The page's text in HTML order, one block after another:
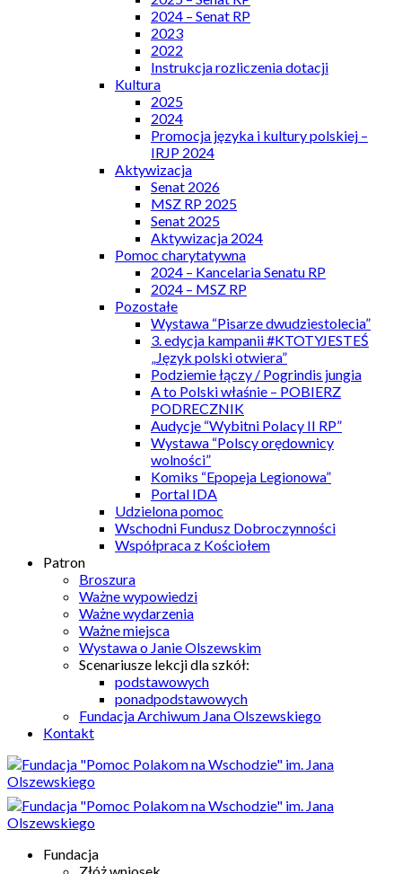
2024 – Senat RP
2023
2022
Instrukcja rozliczenia dotacji
Kultura
2025
2024
Promocja języka i kultury polskiej –
IRJP 2024
Aktywizacja
Senat 2026
MSZ RP 2025
Senat 2025
Aktywizacja 2024
Pomoc charytatywna
2024 – Kancelaria Senatu RP
2024 – MSZ RP
Pozostałe
Wystawa “Pisarze dwudziestolecia”
3. edycja kampanii #KTOTYJESTEŚ
„Język polski otwiera”
Podziemie łączy / Pogrindis jungia
A to Polski właśnie – POBIERZ
PODRECZNIK
Audycje “Wybitni Polacy II RP”
Wystawa “Polscy orędownicy
wolności”
Komiks “Epopeja Legionowa”
Portal IDA
Udzielona pomoc
Wschodni Fundusz Dobroczynności
Współpraca z Kościołem
Patron
Broszura
Ważne wypowiedzi
Ważne wydarzenia
Ważne miejsca
Wystawa o Janie Olszewskim
Scenariusze lekcji dla szkół:
podstawowych
ponadpodstawowych
Fundacja Archiwum Jana Olszewskiego
Kontakt
Fundacja